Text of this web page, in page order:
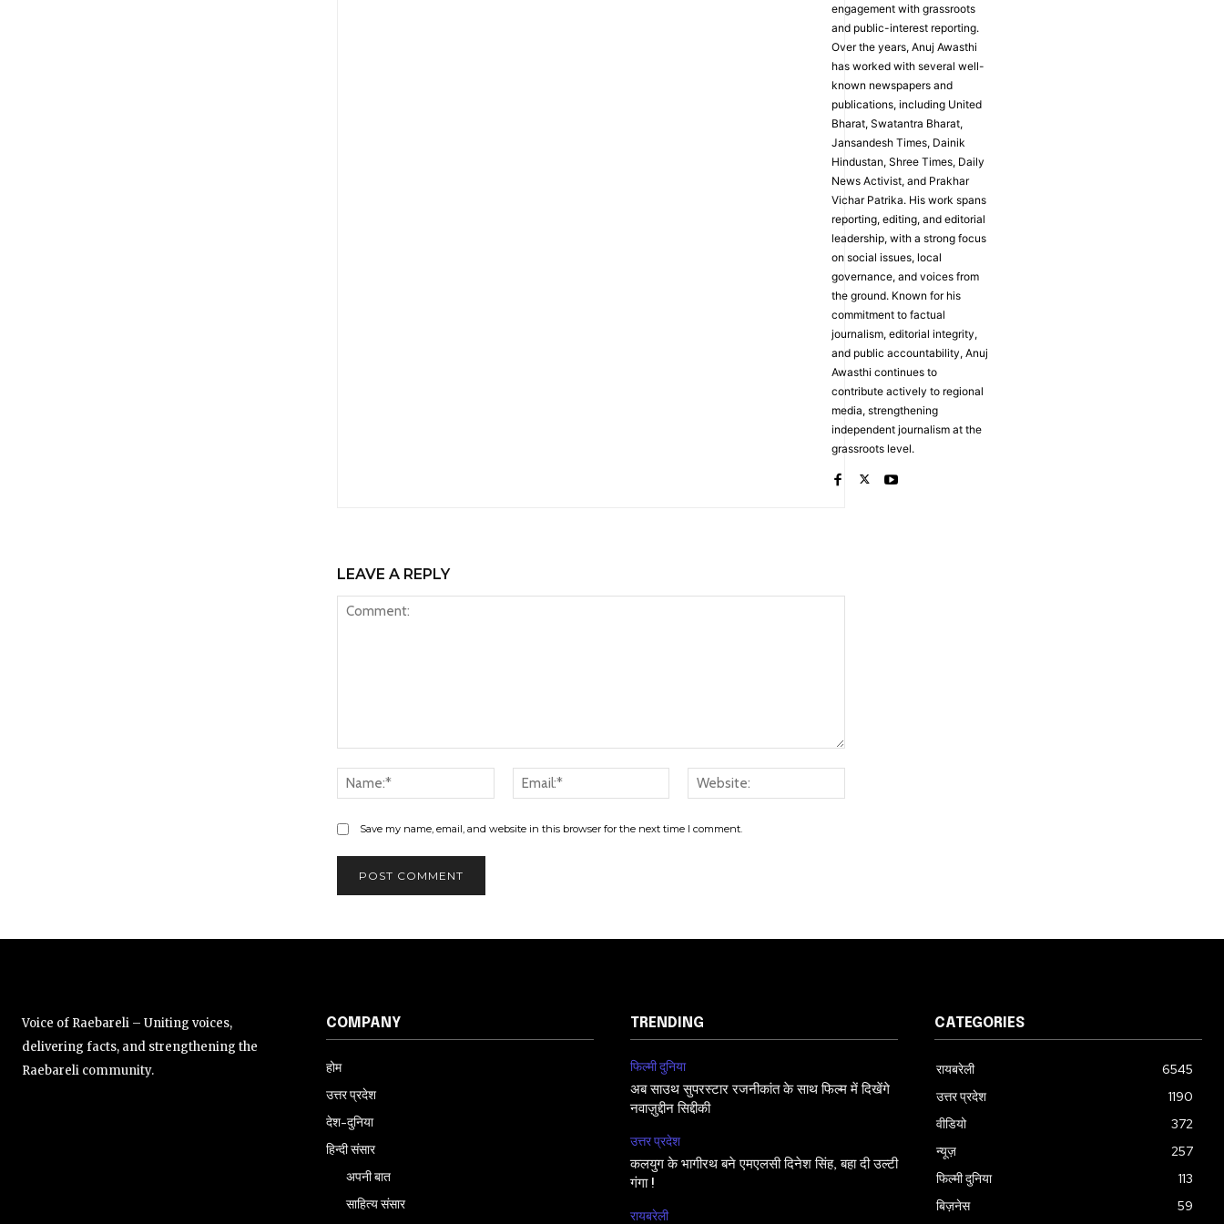
engagement with grassroots
and public-interest reporting.
Over the years, Anuj Awasthi
has worked with several well-
known newspapers and
publications, including United
Bharat, Swatantra Bharat,
Jansandesh Times, Dainik
Hindustan, Shree Times, Daily
News Activist, and Prakhar
Vichar Patrika. His work spans
reporting, editing, and editorial
leadership, with a strong focus
on social issues, local
governance, and voices from
the ground. Known for his
commitment to factual
journalism, editorial integrity,
and public accountability, Anuj
Awasthi continues to
contribute actively to regional
media, strengthening
independent journalism at the
grassroots level.
LEAVE A REPLY
Name:*
Email:*
Save my name, email, and website in this browser for the next time I comment.
Voice of Raebareli – Uniting voices,
delivering facts, and strengthening the
Raebareli community.
COMPANY
होम
उत्तर प्रदेश
देश-दुनिया
हिन्दी संसार
अपनी बात
साहित्य संसार
TRENDING
फिल्मी दुनिया
अब साउथ सुपरस्टार रजनीकांत के साथ फिल्म में दिखेंगे
नवाज़ुद्दीन सिद्दीकी
उत्तर प्रदेश
कलयुग के भागीरथ बने एमएलसी दिनेश सिंह, बहा दी उल्टी
गंगा !
रायबरेली
CATEGORIES
रायबरेली
6545
उत्तर प्रदेश
1190
वीडियो
372
न्यूज़
257
फिल्मी दुनिया
113
बिज़नेस
59